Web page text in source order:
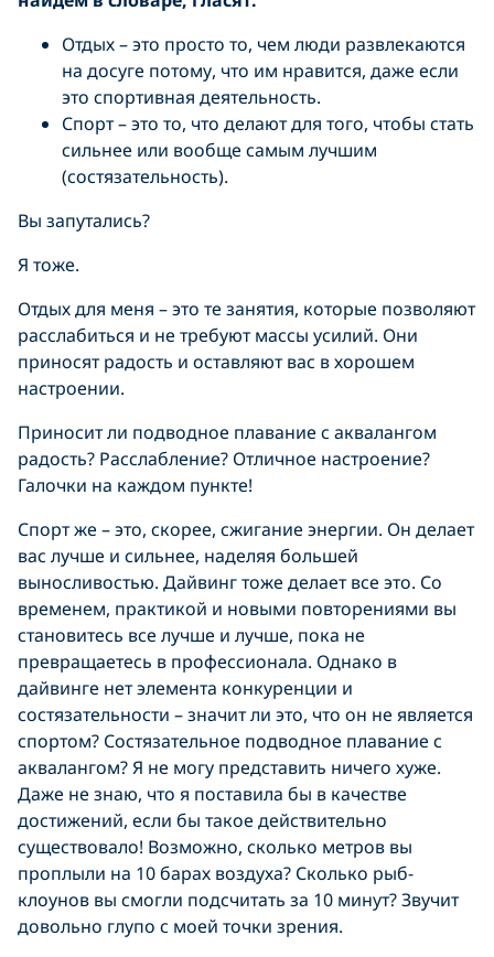
Отдых – это просто то, чем люди развлекаются
на досуге потому, что им нравится, даже если
это спортивная деятельность.
Спорт – это то, что делают для того, чтобы стать
сильнее или вообще самым лучшим
(состязательность).
Вы запутались?
Я тоже.
Отдых для меня – это те занятия, которые позволяют
расслабиться и не требуют массы усилий. Они
приносят радость и оставляют вас в хорошем
настроении.
Приносит ли подводное плавание с аквалангом
радость? Расслабление? Отличное настроение?
Галочки на каждом пункте!
Спорт же – это, скорее, сжигание энергии. Он делает
вас лучше и сильнее, наделяя большей
выносливостью. Дайвинг тоже делает все это. Со
временем, практикой и новыми повторениями вы
становитесь все лучше и лучше, пока не
превращаетесь в профессионала. Однако в
дайвинге нет элемента конкуренции и
состязательности – значит ли это, что он не является
спортом? Состязательное подводное плавание с
аквалангом? Я не могу представить ничего хуже.
Даже не знаю, что я поставила бы в качестве
достижений, если бы такое действительно
существовало! Возможно, сколько метров вы
проплыли на 10 барах воздуха? Сколько рыб-
клоунов вы смогли подсчитать за 10 минут? Звучит
довольно глупо с моей точки зрения.